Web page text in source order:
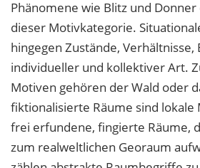
Phänomene wie Blitz und
dieser Motivkategorie.
hingegen Zustände, Verhältnisse,
individueller und kollektiver Art.
Motiven gehören der Wald oder
fiktionalisierte Räume sind lokale
frei erfundene, fingierte Räume,
zum realweltlichen Georaum